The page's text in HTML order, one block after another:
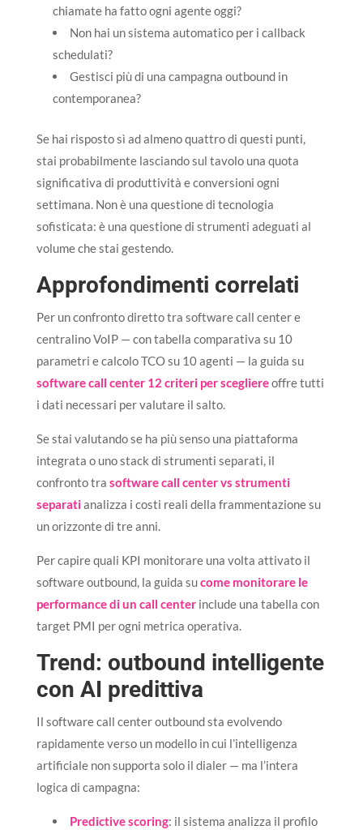
chiamate ha fatto ogni agente oggi?
Non hai un sistema automatico per i callback
schedulati?
Gestisci più di una campagna outbound in
contemporanea?
Se hai risposto sì ad almeno quattro di questi punti,
stai probabilmente lasciando sul tavolo una quota
significativa di produttività e conversioni ogni
settimana. Non è una questione di tecnologia
sofisticata: è una questione di strumenti adeguati al
volume che stai gestendo.
Approfondimenti correlati
Per un confronto diretto tra software call center e
centralino VoIP — con tabella comparativa su 10
parametri e calcolo TCO su 10 agenti — la guida su
software call center 12 criteri per scegliereoffre tutti
i dati necessari per valutare il salto.
Se stai valutando se ha più senso una piattaforma
integrata o uno stack di strumenti separati, il
confronto tra software call center vs strumenti
separatianalizza i costi reali della frammentazione su
un orizzonte di tre anni.
Per capire quali KPI monitorare una volta attivato il
software outbound, la guida sucome monitorare le
performance di un call centerinclude una tabella con
target PMI per ogni metrica operativa.
Trend: outbound intelligente
con AI predittiva
Il software call center outbound sta evolvendo
rapidamente verso un modello in cui l’intelligenza
artificiale non supporta solo il dialer — ma l’intera
logica di campagna:
Predictive scoring: il sistema analizza il profilo